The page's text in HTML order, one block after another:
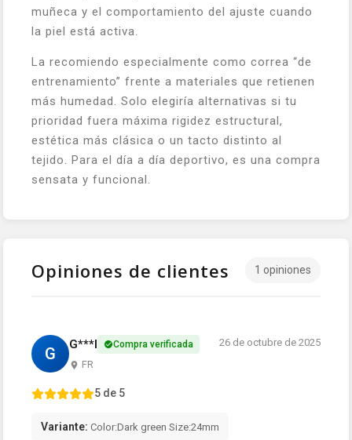
muñeca y el comportamiento del ajuste cuando
la piel está activa.
La recomiendo especialmente como correa “de
entrenamiento” frente a materiales que retienen
más humedad. Solo elegiría alternativas si tu
prioridad fuera máxima rigidez estructural,
estética más clásica o un tacto distinto al
tejido. Para el día a día deportivo, es una compra
sensata y funcional.
Opiniones de clientes 1 opiniones
G G***l Compra verificada
FR
26 de octubre de 2025
5 de 5
Variante: Color:Dark green Size:24mm